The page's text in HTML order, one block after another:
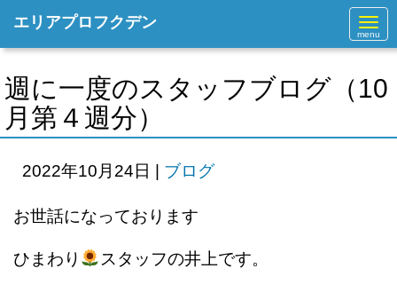
N
a
v
a
o
エリアプロフクデン
週に一度のスタッフブログ（10
月第４週分）
2022年10月24日 | ブログ
お世話になっております
ひまわり スタッフの井上です。